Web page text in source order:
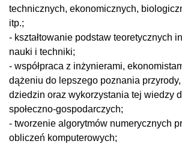
technicznych, ekonomicznych,
itp.;
- kształtowanie podstaw teoretycznych
nauki i techniki;
- współpraca z inżynierami,
dążeniu do lepszego poznania
dziedzin oraz wykorzystania tej wiedzy
społeczno-gospodarczych;
- tworzenie algorytmów numerycznych
obliczeń komputerowych;